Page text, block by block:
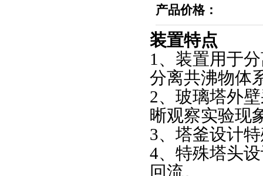
产品价格：
装置特点
1、装置用于
分离共沸物体
2、玻璃塔外
晰观察实验现
3、塔釜设计
4、特殊塔头
回流。